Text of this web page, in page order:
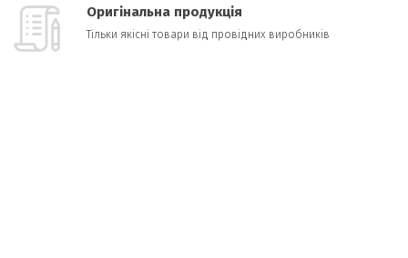
Оригінальна продукція
Тільки якісні товари від провідних виробників